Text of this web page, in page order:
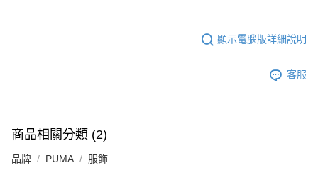
顯示電腦版詳細說明
客服
商品相關分類 (2)
品牌 PUMA 服飾